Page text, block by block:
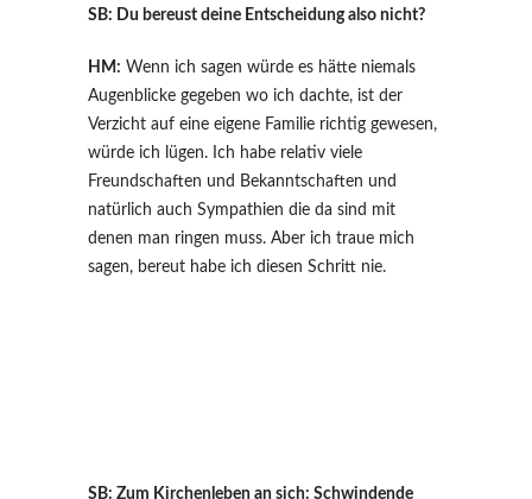
SB: Du bereust deine Entscheidung also nicht?
HM: Wenn ich sagen würde es hätte niemals
Augenblicke gegeben wo ich dachte, ist der
Verzicht auf eine eigene Familie richtig gewesen,
würde ich lügen. Ich habe relativ viele
Freundschaften und Bekanntschaften und
natürlich auch Sympathien die da sind mit
denen man ringen muss. Aber ich traue mich
sagen, bereut habe ich diesen Schritt nie.
SB: Zum Kirchenleben an sich: Schwindende